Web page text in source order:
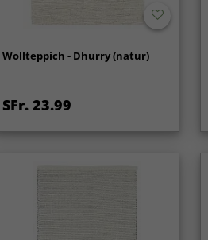
Wollteppich - Dhurry (natur)
SFr. 23.99